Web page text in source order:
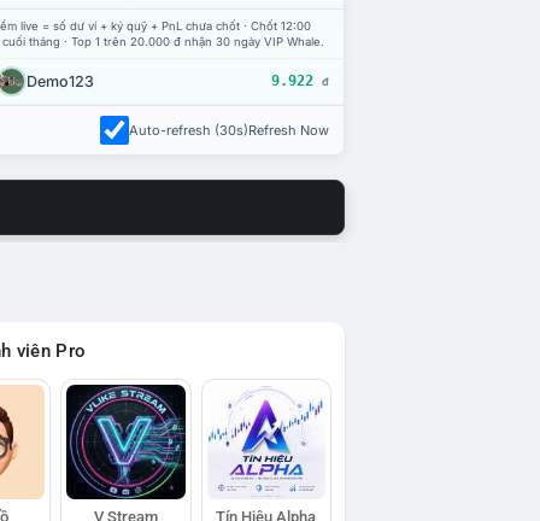
live = số dư ví + ký quỹ + PnL chưa chốt · Chốt 12:00
tháng · Top 1 trên 20.000 đ nhận 30 ngày VIP Whale.
Demo123 9.922 đ
Auto-refresh (30s)Refresh Now
viên Pro
V Stream Tín Hiệu Alpha